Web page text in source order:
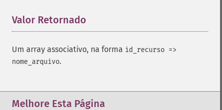
Valor Retornado
Um array associativo, na forma id_recurso =>
nome_arquivo.
Melhore Esta Página